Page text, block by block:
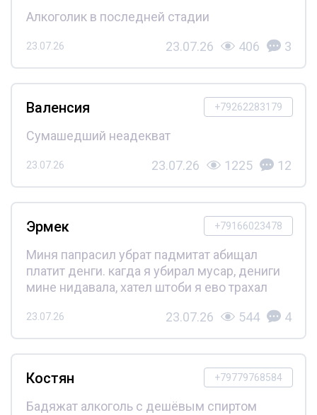
Алкоголик в последней стадии
23.07.26 23.07.26 406 3
+79262283179
Валенсия
Сумашедший неадекват
23.07.26 23.07.26 1225 12
+79166023478
Эрмек
Миня папрасил убрат падмитат абищал
платит денги. кагда я убирал мусар, дениги
мине нидавала, хател штоби я ево трахал
23.07.26 23.07.26 544 4
+79779768584
Костян
Бадяжат алкоголь с дешёвым спиртом